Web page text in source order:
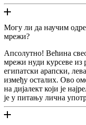
Могу ли да научим
мрежи?
Апсолутно! Већина
мрежи нуди курсеве из
египатски арапски,
између осталих. Ово
на дијалект који је
је у питању лична